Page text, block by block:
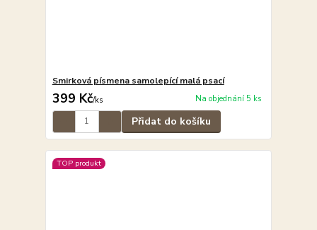
Smirková písmena samolepící malá psací
399 Kč/ks Na objednání 5 ks
Přidat do košíku
TOP produkt